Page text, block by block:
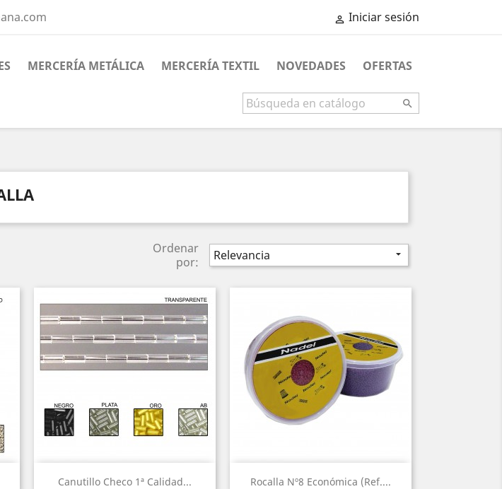
 Iniciar sesión
MERCERÍA METÁLICA MERCERÍA TEXTIL NOVEDADES OFERTAS

Ordenar
por:
Relevancia 
Canutillo Checo 1ª Calidad...
Vista rápida Rocalla Nº8 Económica (Ref....
Vista rápida